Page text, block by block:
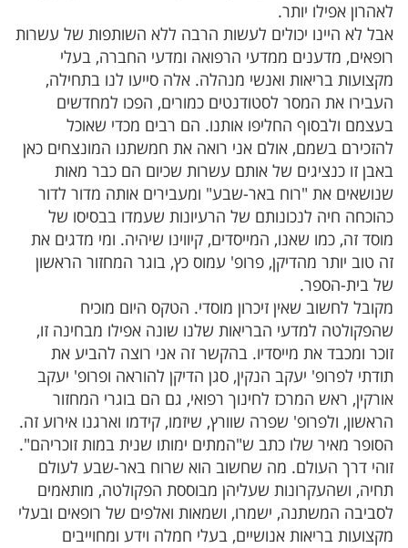
לאהרון אפילו יותר.
אבל לא היינו יכולים לעשות הרבה ללא השותפות של עשרות
רופאים, מדענים ממדעי הרפואה ומדעי החברה, בעלי
מקצועות בריאות ואנשי מנהלה. אלה סייעו לנו בתחילה,
העבירו את המסר לסטודנטים כמורים, הפכו למחדשים
בעצמם ולבסוף החליפו אותנו. הם רבים מכדי שאוכל
להזכירם בשמם, אולם אני רואה את חמשתנו המונצחים כאן
באבן זו כנציגים של אותם עשרות שכיום הם כבר מאות
שנושאים את "רוח באר-שבע" ומעבירים אותה מדור לדור
כהוכחה חיה לנכונותם של הרעיונות שעמדו בבסיסו של
מוסד זה, כמו שאנו, המייסדים, קיווינו שיהיה. ומי מדגים את
זה טוב יותר מהדיקן, פרופ' עמוס כץ, בוגר המחזור הראשון
של בית-הספר.
מקובל לחשוב שאין זיכרון מוסדי. הטקס היום מוכיח
שהפקולטה למדעי הבריאות שלנו שונה אפילו מבחינה זו,
זוכר ומכבד את מייסדיו. בהקשר זה אני רוצה להביע את
תודתי לפרופ' יעקב הנקין, סגן הדיקן להוראה ופרופ' יעקב
אורקין, ראש המרכז לחינוך רפואי, גם הם בוגרי המחזור
הראשון, ולפרופ' שפרה שוורץ, שיזמו, קידמו וארגנו אירוע זה.
הסופר מאיר שלו כתב ש"המתים ימותו שנית במות זוכריהם".
זוהי דרך העולם. מה שחשוב הוא שרוח באר-שבע לעולם
תחיה, ושהעקרונות שעליהן מבוססת הפקולטה, מותאמים
לסביבה המשתנה, ישמרו, ושמאות ואלפים של רופאים ובעלי
מקצועות בריאות אנושיים, בעלי חמלה וידע ומחוייבים